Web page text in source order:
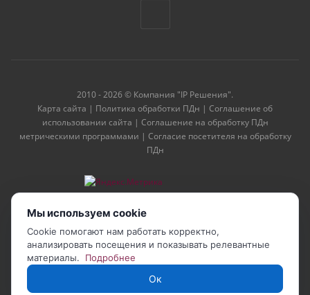
2010 - 2026 © Компания "IP Решения".
Карта сайта | Политика обработки ПДн | Соглашение об
использовании сайта | Соглашение на обработку ПДн
метрическими программами | Согласие посетителя на обработку
ПДн
Мы используем cookie
Cookie помогают нам работать корректно,
анализировать посещения и показывать релевантные
материалы.
Подробнее
Ок